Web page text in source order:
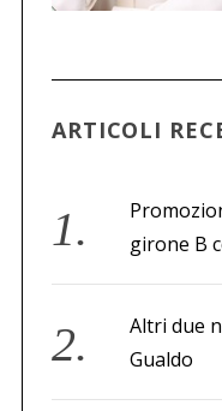
ARTICOLI
girone B
Altri due
Gualdo